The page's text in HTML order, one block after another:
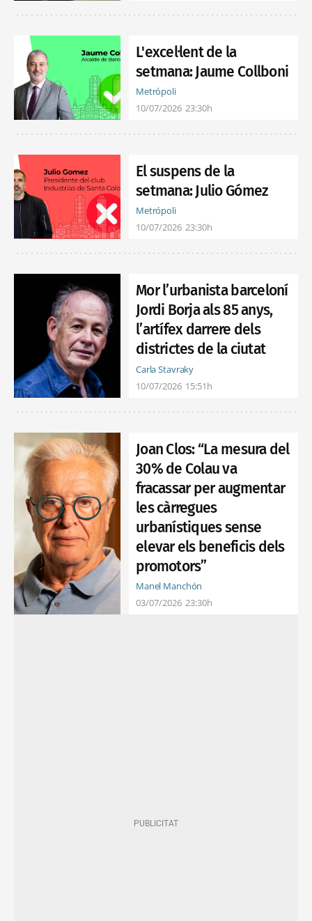
L'excel·lent de la
setmana: Jaume Collboni
Metrópoli
10/07/2026 23:30h
El suspens de la
setmana: Julio Gómez
Metrópoli
10/07/2026 23:30h
Mor l’urbanista barceloní
Jordi Borja als 85 anys,
l’artífex darrere dels
districtes de la ciutat
Carla Stavraky
10/07/2026 15:51h
Joan Clos: “La mesura del
30% de Colau va
fracassar per augmentar
les càrregues
urbanístiques sense
elevar els beneficis dels
promotors”
Manel Manchón
03/07/2026 23:30h